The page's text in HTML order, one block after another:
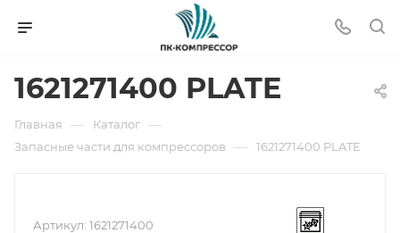
1621271400 PLATE
Главная — Каталог —
Запасные части для компрессоров — 1621271400 PLATE
Артикул: 1621271400